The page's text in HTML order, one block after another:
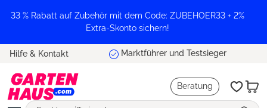
springen
33 % Rabatt auf Zubehör mit dem Code: ZUBEHOER33 + 2%
Extra-Skonto sichern!
Hilfe & Kontakt Marktführer und Testsieger
Beratung